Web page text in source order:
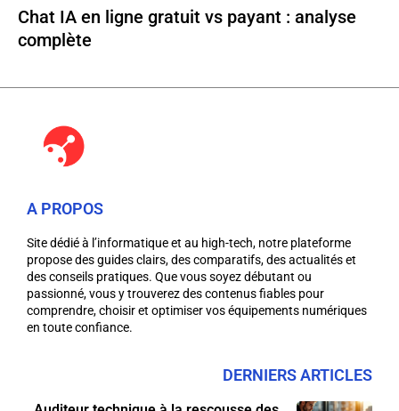
Chat IA en ligne gratuit vs payant : analyse
complète
A PROPOS
Site dédié à l’informatique et au high-tech, notre plateforme
propose des guides clairs, des comparatifs, des actualités et
des conseils pratiques. Que vous soyez débutant ou
passionné, vous y trouverez des contenus fiables pour
comprendre, choisir et optimiser vos équipements numériques
en toute confiance.
DERNIERS ARTICLES